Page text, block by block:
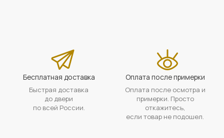
Бесплатная доставка
Быстрая доставка
до двери
по всей России.
Оплата после примерки
Оплата после осмотра и
примерки. Просто
откажитесь,
если товар не подошел.